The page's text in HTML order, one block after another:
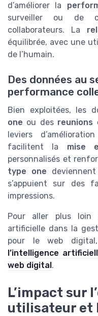
d’améliorer la
surveiller ou de
collaborateurs. La
équilibrée, avec une
de l’humain.
Des données au
performance
Bien exploitées, les
one ou des reunions
leviers
facilitent la mise
personnalisés et
type one
s’appuient sur des
impressions.
Pour aller plus loin
artificielle dans la
pour le web
l’intelligence
web digital.
L’impact sur
utilisateur et